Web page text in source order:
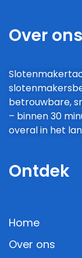
Over ons
betrouwbare,
– binnen 30
overal in het
Ontdek
Home
Over ons